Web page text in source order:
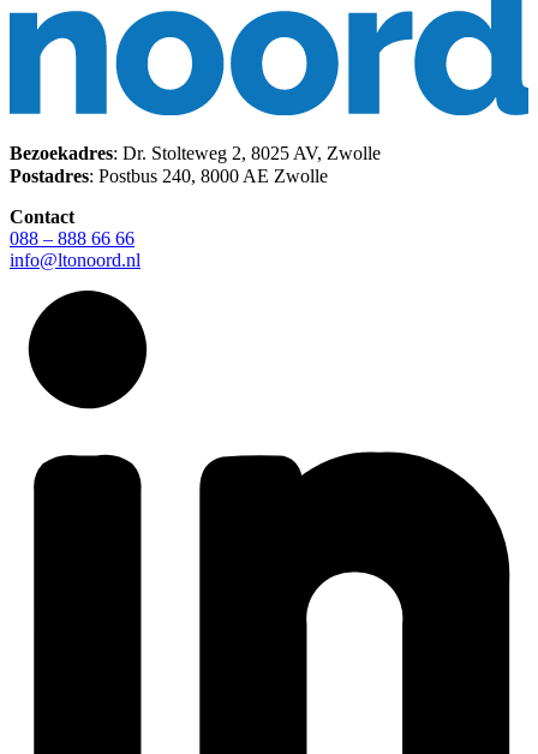
Bezoekadres: Dr. Stolteweg 2, 8025 AV, Zwolle
Postadres: Postbus 240, 8000 AE Zwolle
Contact
088 – 888 66 66
info@ltonoord.nl